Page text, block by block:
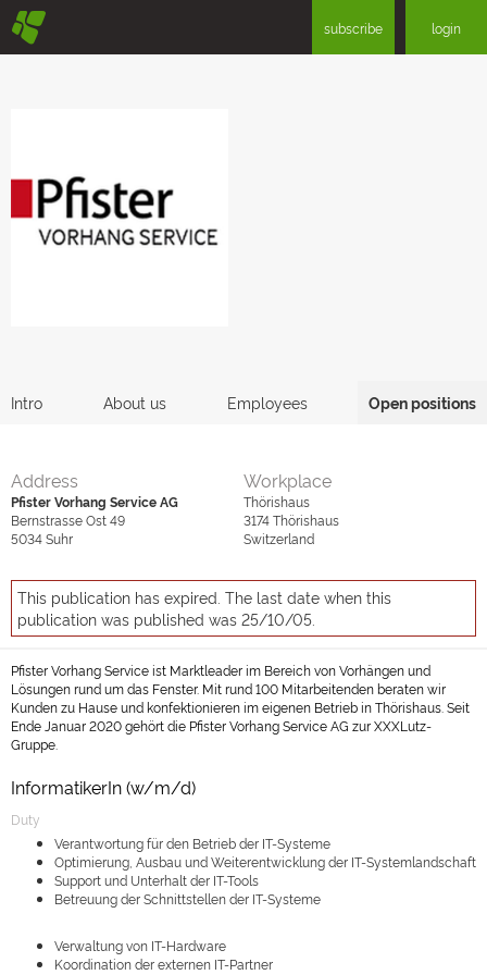
§ subscribe login
Intro About us Employees Open positions
Address
Pfister Vorhang Service AG
Bernstrasse Ost 49
5034Suhr
Workplace
Thörishaus
3174Thörishaus
Switzerland
This publication has expired. The last date when this
publication was published was 25/10/05.
Pfister Vorhang Service ist Marktleader im Bereich von Vorhängen und
Lösungen rund um das Fenster. Mit rund 100 Mitarbeitenden beraten wir
Kunden zu Hause und konfektionieren im eigenen Betrieb in Thörishaus. Seit
Ende Januar 2020 gehört die Pfister Vorhang Service AG zur XXXLutz-
Gruppe.
InformatikerIn (w/m/d)
Duty
Verantwortung für den Betrieb der IT-Systeme
Optimierung, Ausbau und Weiterentwicklung der IT-Systemlandschaft
Support und Unterhalt der IT-Tools
Betreuung der Schnittstellen der IT-Systeme
Verwaltung von IT-Hardware
Koordination der externen IT-Partner